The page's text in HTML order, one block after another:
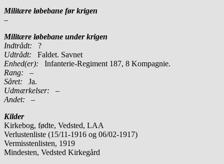
Militære løbebane før krigen
–
Militære løbebane under krigen
Indtrådt: ?
Udtrådt: Faldet. Savnet
Enhed(er):
Infanterie-Regiment 187, 8 Kompagnie.
Rang:
–
Såret: Ja.
Udmærkelser: –
Andet: –
Kilder
Kirkebog, fødte, Vedsted, LAA
Verlustenliste (15/11-1916 og 06/02-1917)
Vermisstenlisten, 1919
Mindesten, Vedsted Kirkegård